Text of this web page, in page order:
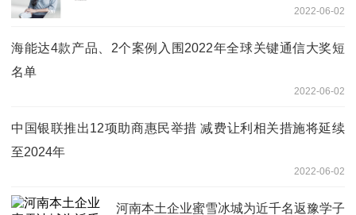
2022-06-02
海能达4款产品、2个案例入围2022年全球关键通信大奖短
名单
2022-06-02
中国银联推出12项助商惠民举措 减费让利相关措施将延续
至2024年
2022-06-02
河南本土企业蜜雪冰城为近千名返豫学子